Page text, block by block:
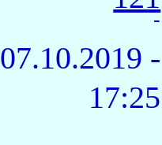
-
07.10.2019 -
17:25